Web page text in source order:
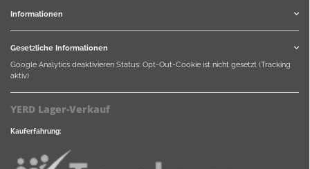
Informationen
Gesetzliche Informationen
Google Analytics deaktivieren Status: Opt-Out-Cookie ist nicht gesetzt (Tracking
aktiv)
YERD Lager-Verkauf
Kauferfahrung: